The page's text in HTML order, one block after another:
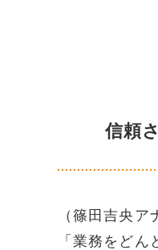
信頼
（篠田吉央ア
「業務をど